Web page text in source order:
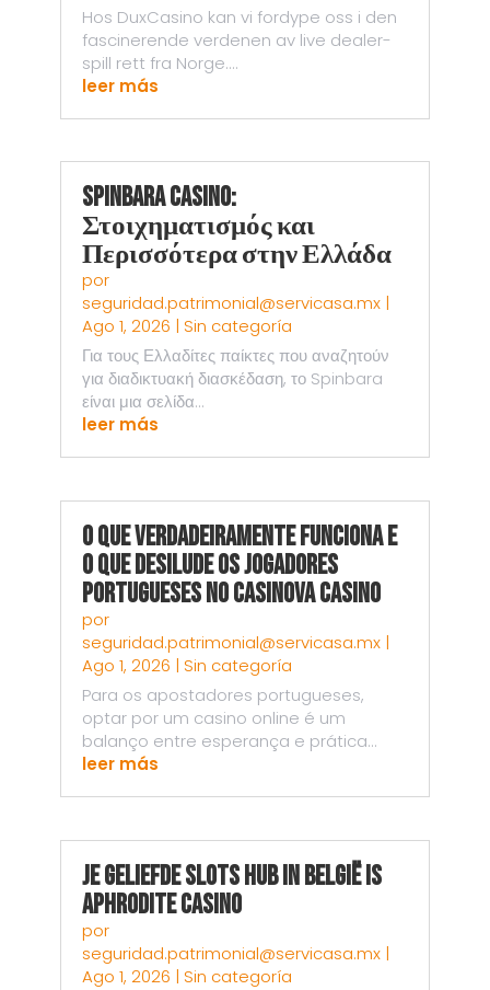
Hos DuxCasino kan vi fordype oss i den
fascinerende verdenen av live dealer-
spill rett fra Norge....
leer más
Spinbara Casino:
Στοιχηματισμός και
Περισσότερα στην Ελλάδα
por
seguridad.patrimonial@servicasa.mx|
Ago 1, 2026 | Sin categoría
Για τους Ελλαδίτες παίκτες που αναζητούν
για διαδικτυακή διασκέδαση, το Spinbara
είναι μια σελίδα...
leer más
O Que Verdadeiramente Funciona e
o Que Desilude os Jogadores
Portugueses no Casinova Casino
por
seguridad.patrimonial@servicasa.mx|
Ago 1, 2026 | Sin categoría
Para os apostadores portugueses,
optar por um casino online é um
balanço entre esperança e prática...
leer más
Je Geliefde Slots Hub in België is
Aphrodite Casino
por
seguridad.patrimonial@servicasa.mx|
Ago 1, 2026 | Sin categoría